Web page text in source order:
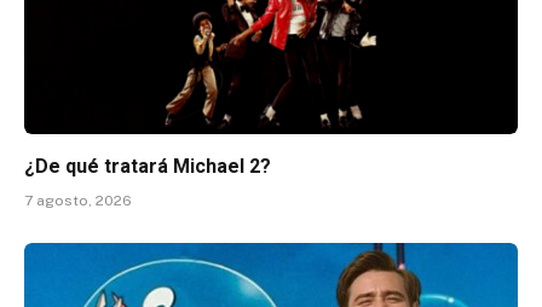
¿De qué tratará Michael 2?
7 agosto, 2026